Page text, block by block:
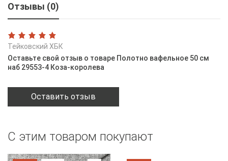
Отзывы (0)
Тейковский ХБК
Оставьте свой отзыв о товаре Полотно вафельное 50 см
наб 29553-4 Коза-королева
Оставить отзыв
С этим товаром покупают